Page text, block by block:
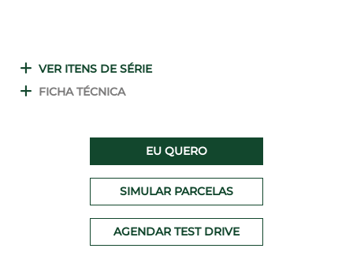
VER ITENS DE SÉRIE
FICHA TÉCNICA
EU QUERO
SIMULAR PARCELAS
AGENDAR TEST DRIVE